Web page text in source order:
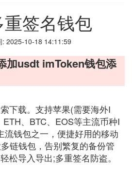
签名钱包
: 2025-10-18 14:11:59
usdt imToken钱包添
下载。支持苹果(需要海外I
、BTC、EOS等主流币种I
流钱包之一，便捷好用的移动
链钱包，告别繁复的备份管
松导入导出;多重签名防盗。